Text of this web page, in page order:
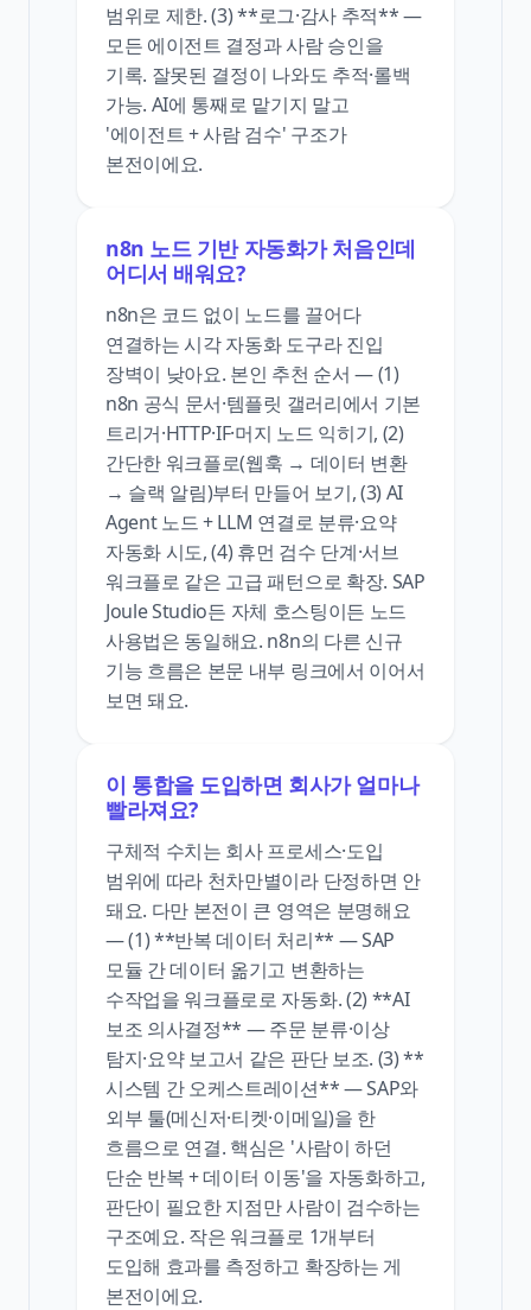
범위로 제한. (3) **로그·감사 추적** —
모든 에이전트 결정과 사람 승인을
기록. 잘못된 결정이 나와도 추적·롤백
가능. AI에 통째로 맡기지 말고
'에이전트 + 사람 검수' 구조가
본전이에요.
n8n 노드 기반 자동화가 처음인데
어디서 배워요?
n8n은 코드 없이 노드를 끌어다
연결하는 시각 자동화 도구라 진입
장벽이 낮아요. 본인 추천 순서 — (1)
n8n 공식 문서·템플릿 갤러리에서 기본
트리거·HTTP·IF·머지 노드 익히기, (2)
간단한 워크플로(웹훅 → 데이터 변환
→ 슬랙 알림)부터 만들어 보기, (3) AI
Agent 노드 + LLM 연결로 분류·요약
자동화 시도, (4) 휴먼 검수 단계·서브
워크플로 같은 고급 패턴으로 확장. SAP
Joule Studio든 자체 호스팅이든 노드
사용법은 동일해요. n8n의 다른 신규
기능 흐름은 본문 내부 링크에서 이어서
보면 돼요.
이 통합을 도입하면 회사가 얼마나
빨라져요?
구체적 수치는 회사 프로세스·도입
범위에 따라 천차만별이라 단정하면 안
돼요. 다만 본전이 큰 영역은 분명해요
— (1) **반복 데이터 처리** — SAP
모듈 간 데이터 옮기고 변환하는
수작업을 워크플로로 자동화. (2) **AI
보조 의사결정** — 주문 분류·이상
탐지·요약 보고서 같은 판단 보조. (3) **
시스템 간 오케스트레이션** — SAP와
외부 툴(메신저·티켓·이메일)을 한
흐름으로 연결. 핵심은 '사람이 하던
단순 반복 + 데이터 이동'을 자동화하고,
판단이 필요한 지점만 사람이 검수하는
구조예요. 작은 워크플로 1개부터
도입해 효과를 측정하고 확장하는 게
본전이에요.